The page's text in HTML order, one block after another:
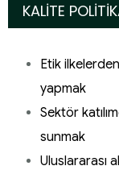
KALİTE
Etik
yapmak
Sektör
sunmak
Uluslararası